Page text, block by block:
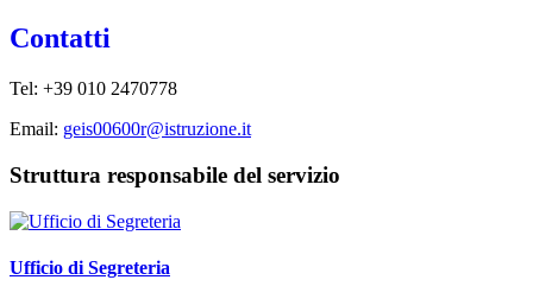
Contatti
Tel: +39 010 2470778
Email: geis00600r@istruzione.it
Struttura responsabile del servizio
Ufficio di Segreteria